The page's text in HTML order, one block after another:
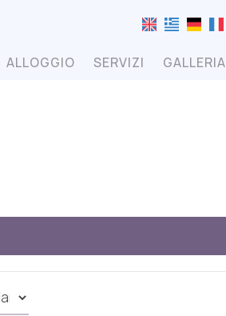
ALLOGGIO SERVIZI GALLERIA